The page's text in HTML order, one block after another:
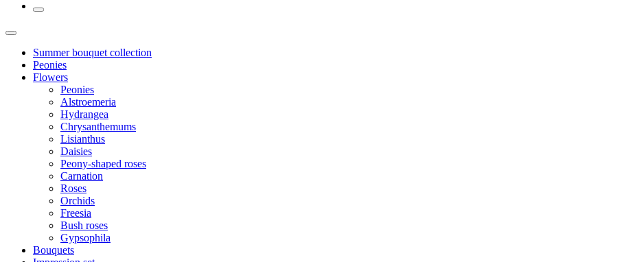
Summer bouquet collection
Peonies
Flowers
Peonies
Alstroemeria
Hydrangea
Chrysanthemums
Lisianthus
Daisies
Peony-shaped roses
Carnation
Roses
Orchids
Freesia
Bush roses
Gypsophila
Bouquets